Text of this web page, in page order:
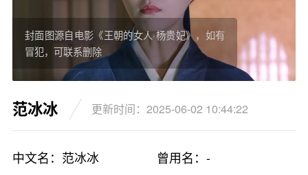
封面图源自电影《王朝的女人·杨贵妃》，如有
冒犯，可联系删除
范冰冰 更新时间：2025-06-02 10:44:22
中文名：范冰冰
曾用名：-